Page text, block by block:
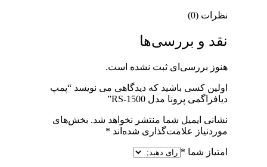
نظرات (0)
نقد و بررسی‌ها
هنوز بررسی‌ای ثبت نشده است.
اولین کسی باشید که دیدگاهی می نویسد “پمپ
دیافراگمی پرونا مدل RS-1500”
نشانی ایمیل شما منتشر نخواهد شد. بخش‌های
موردنیاز علامت‌گذاری شده‌اند *
امتیاز شما *